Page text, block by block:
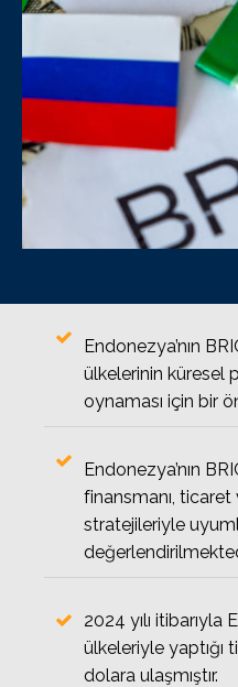
Endonezya’nın
ülkelerinin küresel
oynaması için bir
Endonezya’nın
finansmanı, ticaret
stratejileriyle
2024 yılı itibarıyla
ülkeleriyle yaptığı
dolara ulaşmıştır.